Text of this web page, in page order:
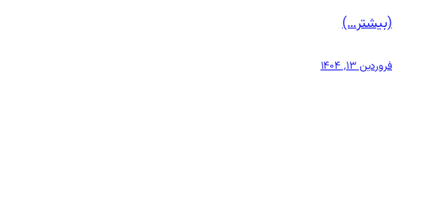
(بیشتر…)
فروردین ۱۳, ۱۴۰۴